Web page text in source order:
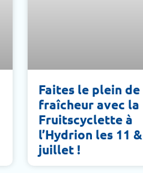
Faites le plein de
fraîcheur avec la
Fruitscyclette à
l’Hydrion les 11
juillet !